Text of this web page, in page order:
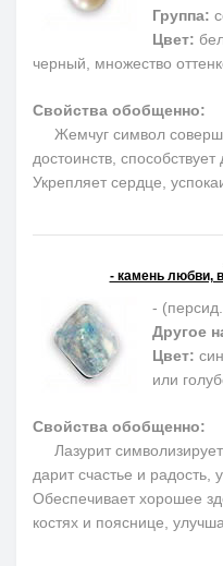
Группа:
Цвет:
черный, множество
Свойства обобщенно:
Жемчуг символ
достоинств,
Укрепляет сердце,
- камень любви,
-
Другое
Цвет:
или
Свойства обобщенно:
Лазурит символизирует
дарит счастье и радость,
Обеспечивает хорошее
костях и пояснице,